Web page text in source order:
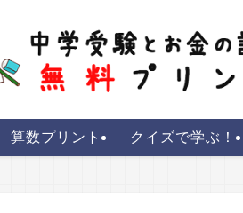
算数プリント クイズで学ぶ！